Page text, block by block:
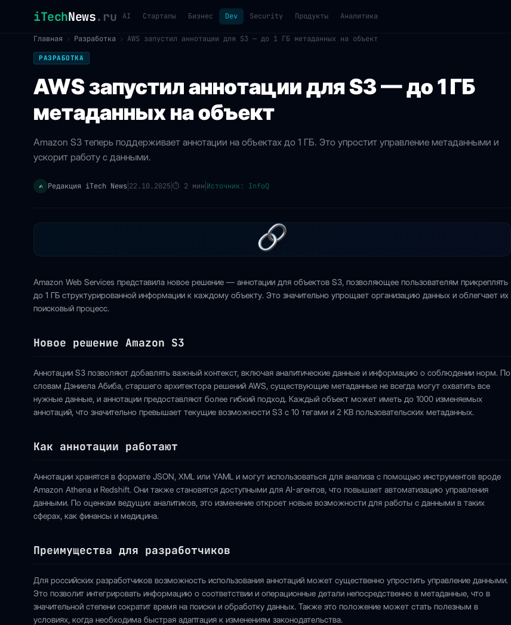
iTechNews.ru AI Стартапы Бизнес Dev Security Продукты Аналитика
Главная
› Разработка › AWS запустил аннотации для S3 — до 1 ГБ метаданных на объект
РАЗРАБОТКА
AWS запустил аннотации для S3 — до 1 ГБ
метаданных на объект
Amazon S3 теперь поддерживает аннотации на объектах до 1 ГБ. Это упростит управление метаданными и
ускорит работу с данными.
✍️ Редакция iTech News 22.10.2025 ⏱ 2 мин Источник: InfoQ
Amazon Web Services представила новое решение — аннотации для объектов S3, позволяющее пользователям прикреплять
до 1 ГБ структурированной информации к каждому объекту. Это значительно упрощает организацию данных и облегчает их
поисковый процесс.
Новое решение Amazon S3
Аннотации S3 позволяют добавлять важный контекст, включая аналитические данные и информацию о соблюдении норм. По
словам Дэниела Абиба, старшего архитектора решений AWS, существующие метаданные не всегда могут охватить все
нужные данные, и аннотации предоставляют более гибкий подход. Каждый объект может иметь до 1000 изменяемых
аннотаций, что значительно превышает текущие возможности S3 с 10 тегами и 2 KB пользовательских метаданных.
Как аннотации работают
Аннотации хранятся в формате JSON, XML или YAML и могут использоваться для анализа с помощью инструментов вроде
Amazon Athena и Redshift. Они также становятся доступными для AI-агентов, что повышает автоматизацию управления
данными. По оценкам ведущих аналитиков, это изменение откроет новые возможности для работы с данными в таких
сферах, как финансы и медицина.
Преимущества для разработчиков
Для российских разработчиков возможность использования аннотаций может существенно упростить управление данными.
Это позволит интегрировать информацию о соответствии и операционные детали непосредственно в метаданные, что в
значительной степени сократит время на поиски и обработку данных. Также это положение может стать полезным в
условиях, когда необходима быстрая адаптация к изменениям законодательства.